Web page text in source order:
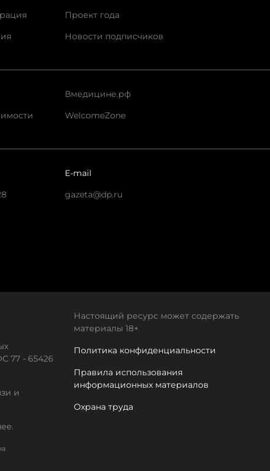
Проект года
Новости подписчиков
Вмедицине.рф
WelcomeZone
E-mail
gazeta@dp.ru
77 - 65426
и
Настоящий ресурс может содержать
материалы 18+
Политика конфиденциальности
Правила использования
информационных материалов
Охрана труда